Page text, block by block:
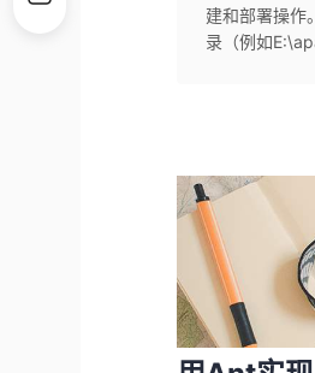
建和部署操作
录（例如